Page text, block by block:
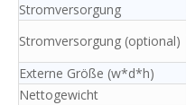
Stromversorgung
Stromversorgung (optional)
Externe Größe (w*d*h)
Nettogewicht